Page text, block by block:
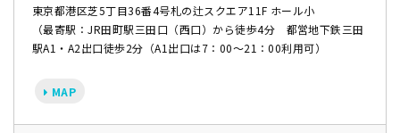
東京都港区芝5丁目36番4号札の辻スクエア11F ホール小
（最寄駅：JR田町駅三田口（西口）から徒歩4分 都営地下鉄三田
駅A1・A2出口徒歩2分（A1出口は7：00～21：00利用可）
MAP